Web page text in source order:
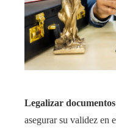
Legalizar documentos
asegurar su validez en